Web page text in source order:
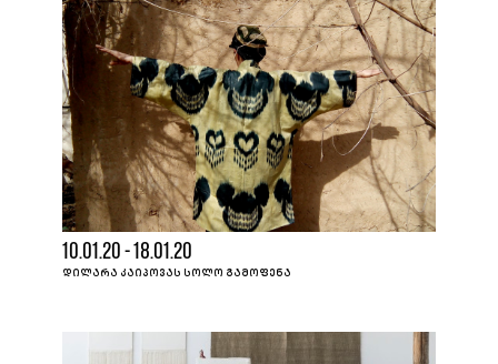
10.01.20 - 18.01.20
ᲓᲘᲚᲐᲠᲐ ᲙᲐᲘᲞᲝᲕᲐᲡ ᲡᲝᲚᲝ ᲒᲐᲛᲝᲤᲔᲜᲐ